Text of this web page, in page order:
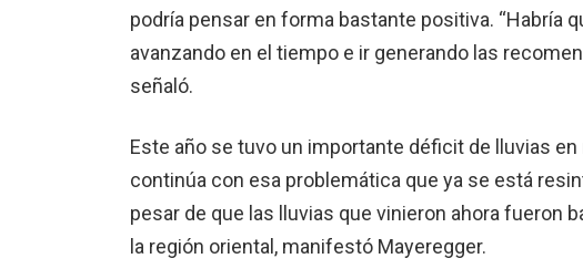
podría pensar en forma bastante positiva. “Habría
avanzando en el tiempo e ir generando las
señaló.
Este año se tuvo un importante déficit de lluvias
continúa con esa problemática que ya se está
pesar de que las lluvias que vinieron ahora fueron
la región oriental, manifestó Mayeregger.